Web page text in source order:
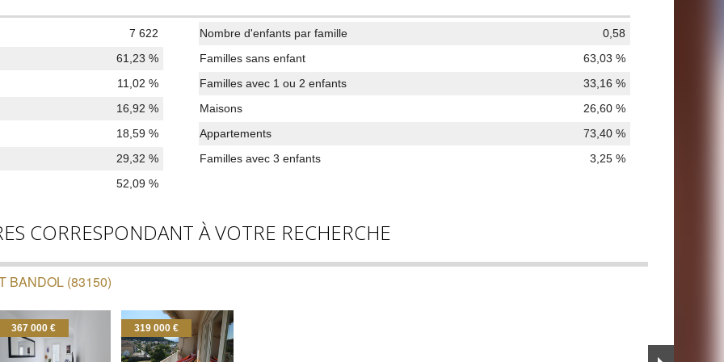
7 622
61,23 %
11,02 %
16,92 %
18,59 %
29,32 %
52,09 %
Nombre d'enfants par famille 0,58
Familles sans enfant 63,03 %
Familles avec 1 ou 2 enfants 33,16 %
Maisons 26,60 %
Appartements 73,40 %
Familles avec 3 enfants 3,25 %
CORRESPONDANT À VOTRE RECHERCHE
BANDOL (83150)
367 000 € 319 000 €